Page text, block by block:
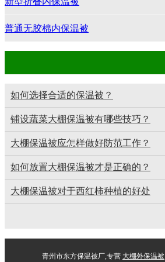
普通无胶棉内保温被
如何选择合适的保温被？
铺设蔬菜大棚保温被有哪些技巧？
大棚保温被应怎样做好防范工作？
如何放置大棚保温被才是正确的？
大棚保温被对于西红柿种植的好处
青州市东方保温被厂,专营 大棚外保温被